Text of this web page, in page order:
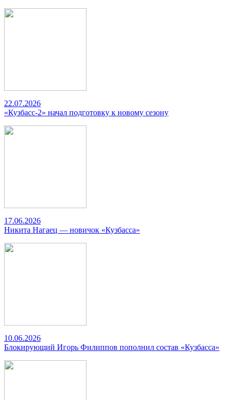
22.07.2026
«Кузбасс-2» начал подготовку к новому сезону
17.06.2026
Никита Нагаец — новичок «Кузбасса»
10.06.2026
Блокирующий Игорь Филиппов пополнил состав «Кузбасса»